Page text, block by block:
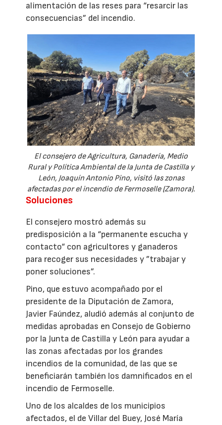
alimentación de las reses para “resarcir las
consecuencias” del incendio.
El consejero de Agricultura, Ganadería, Medio
Rural y Política Ambiental de la Junta de Castilla y
León, Joaquín Antonio Pino, visitó las zonas
afectadas por el incendio de Fermoselle (Zamora).
Soluciones
El consejero mostró además su
predisposición a la “permanente escucha y
contacto“ con agricultores y ganaderos
para recoger sus necesidades y ”trabajar y
poner soluciones”.
Pino, que estuvo acompañado por el
presidente de la Diputación de Zamora,
Javier Faúndez, aludió además al conjunto de
medidas aprobadas en Consejo de Gobierno
por la Junta de Castilla y León para ayudar a
las zonas afectadas por los grandes
incendios de la comunidad, de las que se
beneficiarán también los damnificados en el
incendio de Fermoselle.
Uno de los alcaldes de los municipios
afectados, el de Villar del Buey, José María